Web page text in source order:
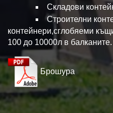
Складови
Строителни
контейнери,сглобяеми
100 до 10000л в балканите.
Брошура